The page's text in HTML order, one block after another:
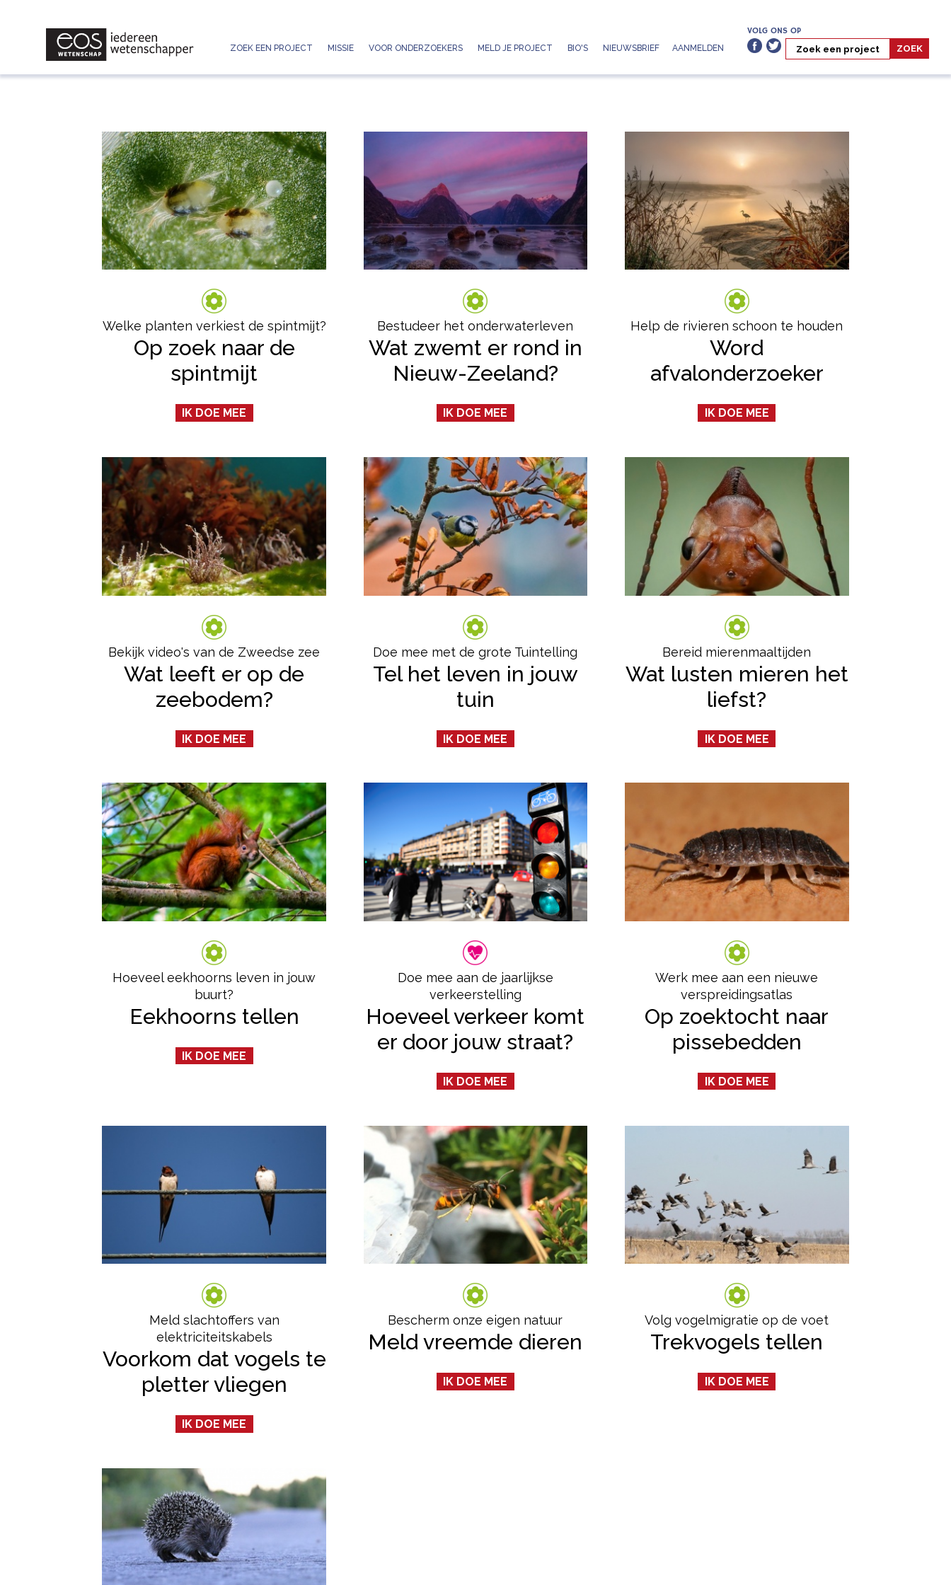
ZOEK EEN PROJECT MISSIE VOOR ONDERZOEKERS MELD JE PROJECT BIO'S NIEUWSBRIEF AANMELDEN
VOLG ONS OP
Welke planten verkiest de spintmijt?
Op zoek naar de
spintmijt
IK DOE MEE
Bestudeer het onderwaterleven
Wat zwemt er rond in
Nieuw-Zeeland?
IK DOE MEE
Help de rivieren schoon te houden
Word
afvalonderzoeker
IK DOE MEE
Bekijk video's van de Zweedse zee
Wat leeft er op de
zeebodem?
IK DOE MEE
Doe mee met de grote Tuintelling
Tel het leven in jouw
tuin
IK DOE MEE
Bereid mierenmaaltijden
Wat lusten mieren het
liefst?
IK DOE MEE
Hoeveel eekhoorns leven in jouw
buurt?
Eekhoorns tellen
IK DOE MEE
Doe mee aan de jaarlijkse
verkeerstelling
Hoeveel verkeer komt
er door jouw straat?
IK DOE MEE
Werk mee aan een nieuwe
verspreidingsatlas
Op zoektocht naar
pissebedden
IK DOE MEE
Meld slachtoffers van
elektriciteitskabels
Voorkom dat vogels te
pletter vliegen
IK DOE MEE
Bescherm onze eigen natuur
Meld vreemde dieren
IK DOE MEE
Volg vogelmigratie op de voet
Trekvogels tellen
IK DOE MEE